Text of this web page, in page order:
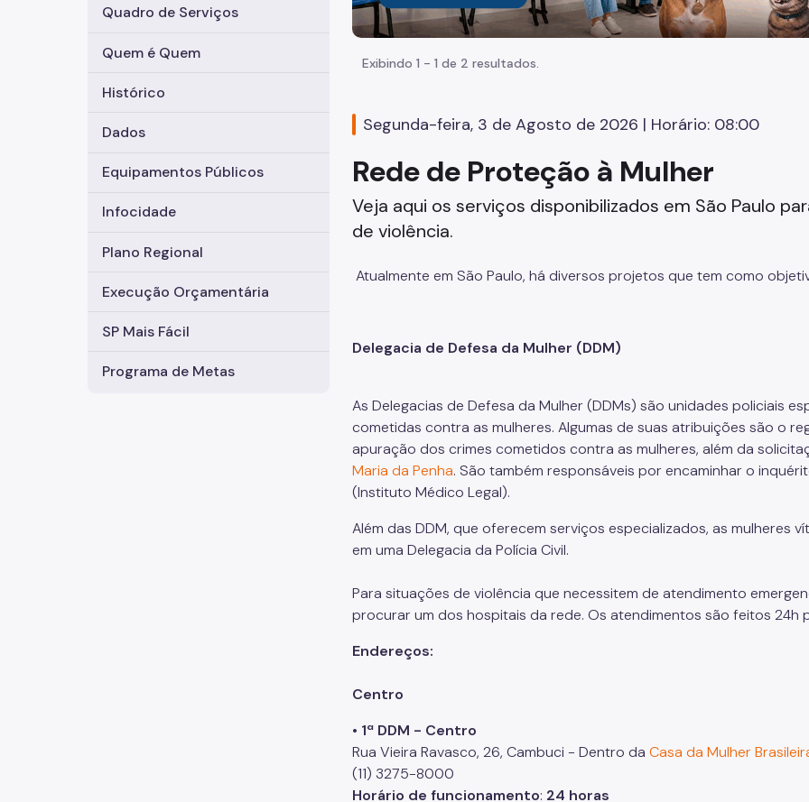
Quadro de Serviços
Quem é Quem
Histórico
Dados
Equipamentos Públicos
Infocidade
Plano Regional
Execução Orçamentária
SP Mais Fácil
Programa de Metas
Exibindo 1 - 1 de 2 resultados.
Segunda-feira, 3 de Agosto de 2026 | Horário: 08:00
Rede de Proteção à Mulher
Veja aqui os serviços disponibilizados em São Paulo
de violência.
Atualmente em São Paulo, há diversos projetos que tem como
Delegacia de Defesa da Mulher (DDM)
As Delegacias de Defesa da Mulher (DDMs) são unidades policiais
cometidas contra as mulheres. Algumas de suas atribuições são o
apuração dos crimes cometidos contra as mulheres, além da
Maria da Penha. São também responsáveis por encaminhar o
(Instituto Médico Legal).
Além das DDM, que oferecem serviços especializados, as mulheres
em uma Delegacia da Polícia Civil.
Para situações de violência que necessitem de atendimento
procurar um dos hospitais da rede. Os atendimentos são feitos 24h
Endereços:
Centro
• 1ª DDM - Centro
Rua Vieira Ravasco, 26, Cambuci - Dentro da Casa da Mulher
(11) 3275-8000
Horário de funcionamento: 24 horas